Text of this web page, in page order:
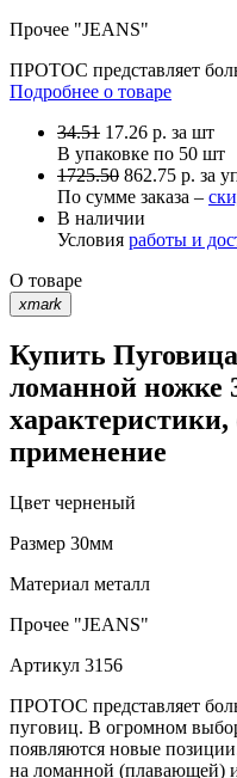
Прочее "JEANS"
ПРОТОС представляет
Подробнее о товаре
34.51 17.26 р. за шт
В упаковке по 50 шт
1725.50 862.75 р. за
По сумме заказа –
В наличии
Условия работы и
О товаре
xmark
Купить
ломанной ножке
характеристики,
применение
Цвет черненый
Размер 30мм
Материал металл
Прочее "JEANS"
Артикул 3156
ПРОТОС представляет
пуговиц. В огромном
появляются новые
на ломанной (плавающей)